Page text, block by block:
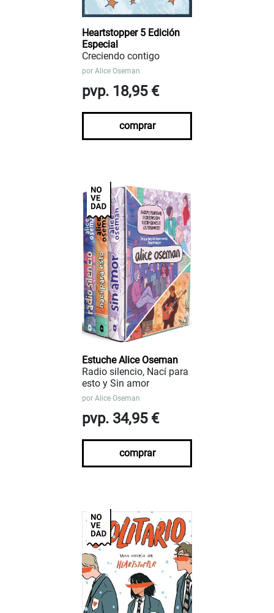
Heartstopper 5 Edición
Especial
Creciendo contigo
por Alice Oseman
pvp. 18,95 €
comprar
Estuche Alice Oseman
Radio silencio, Nací para
esto y Sin amor
por Alice Oseman
pvp. 34,95 €
comprar